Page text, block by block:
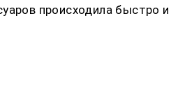
происходила быстро и